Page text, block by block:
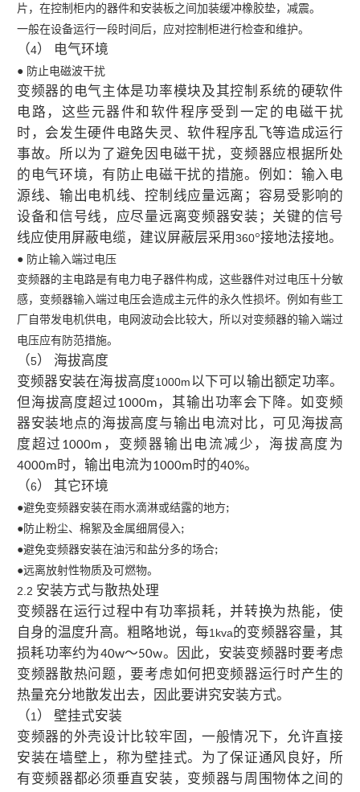
片，在控制柜内的器件和安装板之间加装缓冲橡胶垫，减震。
一般在设备运行一段时间后，应对控制柜进行检查和维护。
（4） 电气环境
● 防止电磁波干扰
变频器的电气主体是功率模块及其控制系统的硬软件
电路，这些元器件和软件程序受到一定的电磁干扰
时，会发生硬件电路失灵、软件程序乱飞等造成运行
事故。所以为了避免因电磁干扰，变频器应根据所处
的电气环境，有防止电磁干扰的措施。例如：输入电
源线、输出电机线、控制线应量远离；容易受影响的
设备和信号线，应尽量远离变频器安装；关键的信号
线应使用屏蔽电缆，建议屏蔽层采用360°接地法接地。
● 防止输入端过电压
变频器的主电路是有电力电子器件构成，这些器件对过电压十分敏
感，变频器输入端过电压会造成主元件的永久性损坏。例如有些工
厂自带发电机供电，电网波动会比较大，所以对变频器的输入端过
电压应有防范措施。
（5） 海拔高度
变频器安装在海拔高度1000m以下可以输出额定功率。
但海拔高度超过1000m ，其输出功率会下降。如变频
器安装地点的海拔高度与输出电流对比，可见海拔高
度超过 1000m ，变频器输出电流减少，海拔高度为
4000m时，输出电流为1000m时的40%。
（6） 其它环境
●避免变频器安装在雨水滴淋或结露的地方;
●防止粉尘、棉絮及金属细屑侵入;
●避免变频器安装在油污和盐分多的场合;
●远离放射性物质及可燃物。
2.2 安装方式与散热处理
变频器在运行过程中有功率损耗，并转换为热能，使
自身的温度升高。粗略地说，每1kva的变频器容量，其
损耗功率约为40w～50w。因此，安装变频器时要考虑
变频器散热问题，要考虑如何把变频器运行时产生的
热量充分地散发出去，因此要讲究安装方式。
（1 ） 壁挂式安装
变频器的外壳设计比较牢固，一般情况下，允许直接
安装在墙壁上，称为壁挂式。为了保证通风良好，所
有变频器都必须垂直安装，变频器与周围物体之间的